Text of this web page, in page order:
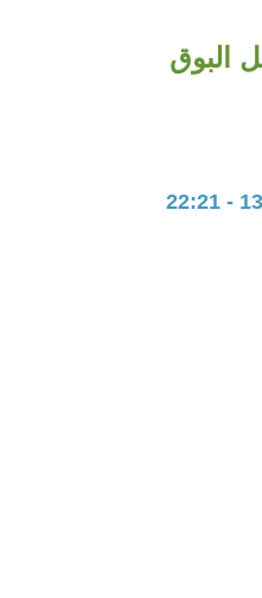
البوق